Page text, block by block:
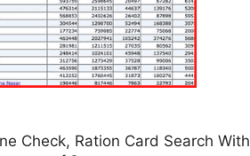
Check, Ration Card Search With